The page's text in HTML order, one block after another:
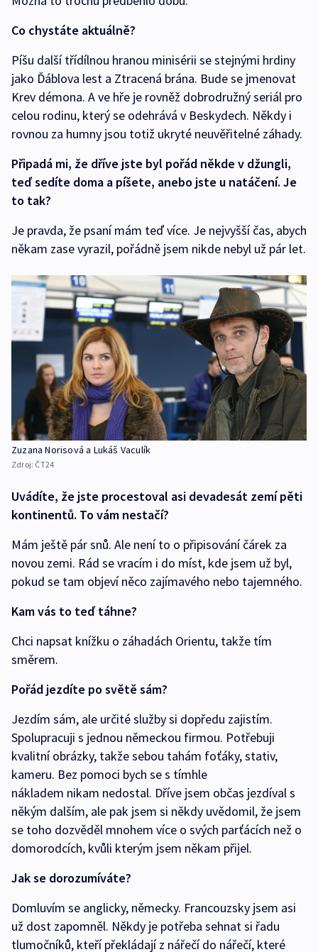
Co chystáte aktuálně?
Píšu další třídílnou hranou minisérii se stejnými hrdiny
jako Ďáblova lest a Ztracená brána. Bude se jmenovat
Krev démona. A ve hře je rovněž dobrodružný seriál pro
celou rodinu, který se odehrává v Beskydech. Někdy i
rovnou za humny jsou totiž ukryté neuvěřitelné záhady.
Připadá mi, že dříve jste byl pořád někde v džungli,
teď sedíte doma a píšete, anebo jste u natáčení. Je
to tak?
Je pravda, že psaní mám teď více. Je nejvyšší čas, abych
někam zase vyrazil, pořádně jsem nikde nebyl už pár let.
Zuzana Norisová a Lukáš Vaculík
Zdroj: ČT24
Uvádíte, že jste procestoval asi devadesát zemí pěti
kontinentů. To vám nestačí?
Mám ještě pár snů. Ale není to o připisování čárek za
novou zemi. Rád se vracím i do míst, kde jsem už byl,
pokud se tam objeví něco zajímavého nebo tajemného.
Kam vás to teď táhne?
Chci napsat knížku o záhadách Orientu, takže tím
směrem.
Pořád jezdíte po světě sám?
Jezdím sám, ale určité služby si dopředu zajistím.
Spolupracuji s jednou německou firmou. Potřebuji
kvalitní obrázky, takže sebou tahám foťáky, stativ,
kameru. Bez pomoci bych se s tímhle
nákladem nikam nedostal. Dříve jsem občas jezdíval s
někým dalším, ale pak jsem si někdy uvědomil, že jsem
se toho dozvěděl mnohem více o svých parťácích než o
domorodcích, kvůli kterým jsem někam přijel.
Jak se dorozumíváte?
Domluvím se anglicky, německy. Francouzsky jsem asi
už dost zapomněl. Někdy je potřeba sehnat si řadu
tlumočníků, kteří překládají z nářečí do nářečí, které